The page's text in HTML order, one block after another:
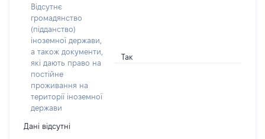
Відсутнє
громадянство
(підданство)
іноземної держави,
а також документи,
які дають право на
постійне
проживання на
території іноземної
держави
Так
Дані відсутні